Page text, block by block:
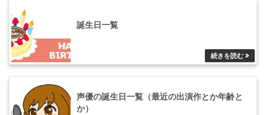
誕生日一覧
声優の誕生日一覧（最近の出演作とか年齢と
か）